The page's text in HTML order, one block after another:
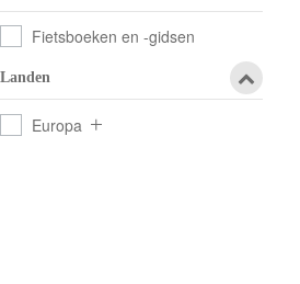
Fietsboeken en -gidsen
Landen
Europa